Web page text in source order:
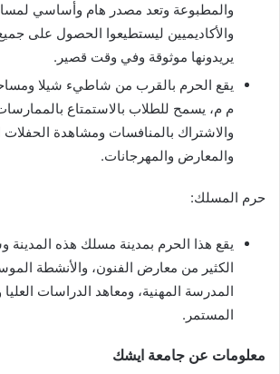
والمطبوعة وتعد مصدر هام وأساسي
والأكاديميين ليستطيعوا الحصول على
يريدونها موثوقة وفي وقت قصير.
م م، يسمح للطلاب بالاستمتاع بالممارسات
والاشتراك بالمنافسات ومشاهدة الحفلات
والمعارض والمهرجانات.
حرم المسلك:
يقع هذا الحرم بمدينة مسلك هذه
الكثير من معارض الفنون، والأنشطة
المدرسة المهنية، ومعاهد الدراسات العليا
المستمر.
معلومات عن جامعة ايشك